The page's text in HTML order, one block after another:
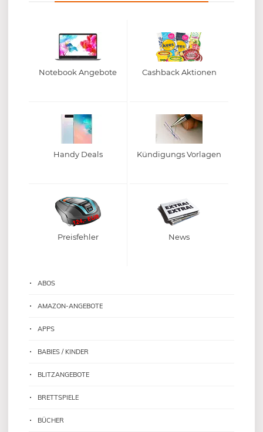
Notebook Angebote Cashback Aktionen
Handy Deals Kündigungs Vorlagen
Preisfehler News
ABOS
AMAZON-ANGEBOTE
APPS
BABIES / KINDER
BLITZANGEBOTE
BRETTSPIELE
BÜCHER